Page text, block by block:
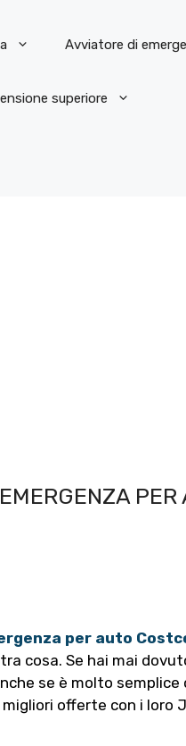
Avviatore di
superiore
per auto
cosa. Se hai mai
se è molto semplice
offerte con i loro